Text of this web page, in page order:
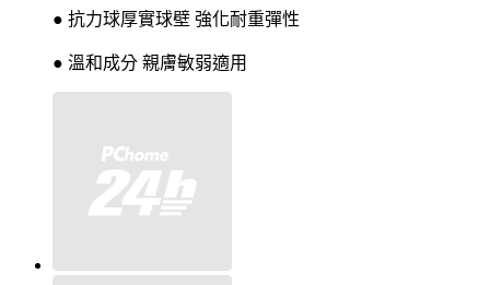
● 抗力球厚實球壁 強化耐重彈性
● 溫和成分 親膚敏弱適用